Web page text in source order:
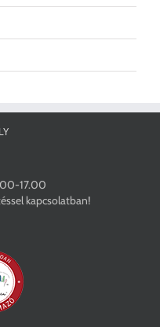
17.00
kapcsolatban!